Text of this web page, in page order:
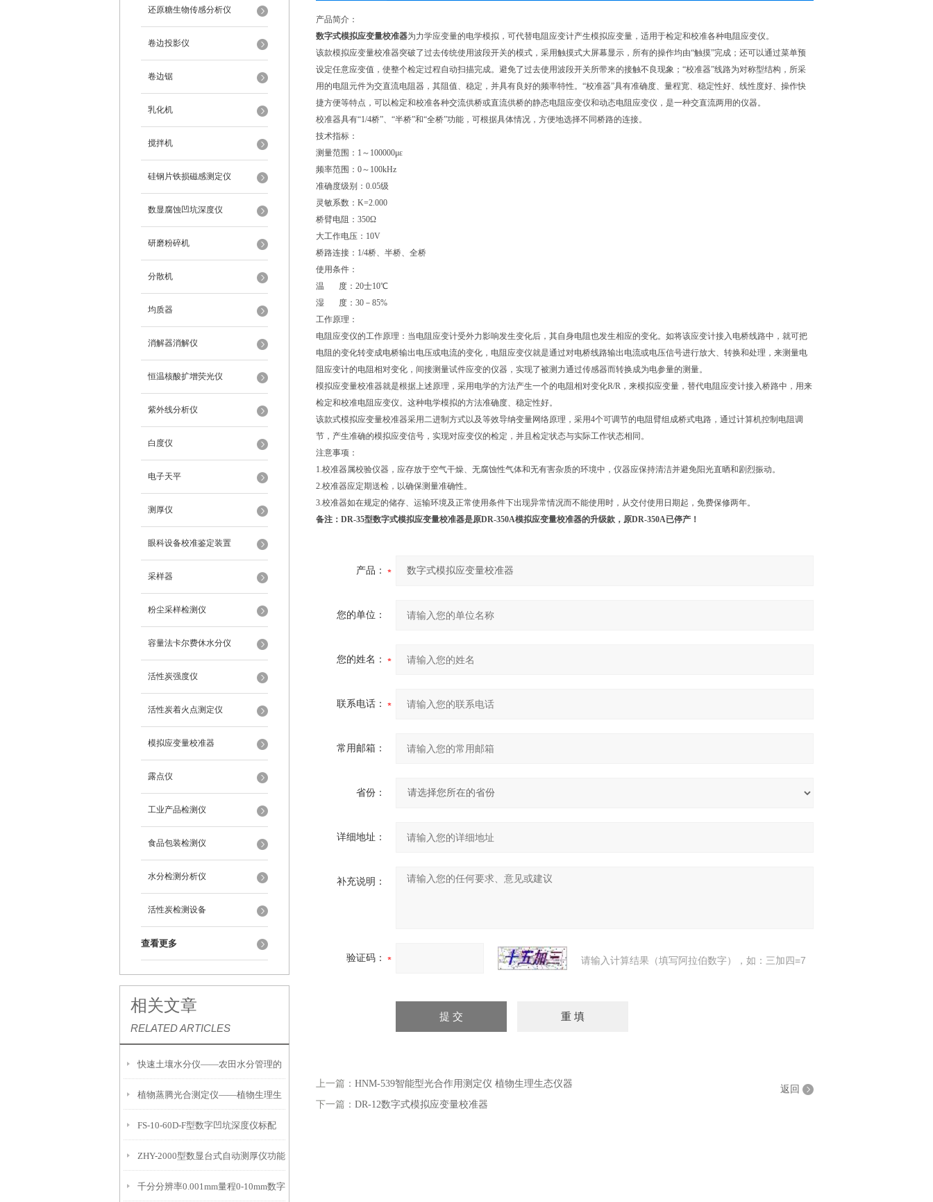
还原糖生物传感分析仪
卷边投影仪
卷边锯
乳化机
搅拌机
硅钢片铁损磁感测定仪
数显腐蚀凹坑深度仪
研磨粉碎机
分散机
均质器
消解器消解仪
恒温核酸扩增荧光仪
紫外线分析仪
白度仪
电子天平
测厚仪
眼科设备校准鉴定装置
采样器
粉尘采样检测仪
容量法卡尔费休水分仪
活性炭强度仪
活性炭着火点测定仪
模拟应变量校准器
露点仪
工业产品检测仪
食品包装检测仪
水分检测分析仪
活性炭检测设备
查看更多
相关文章
RELATED ARTICLES
快速土壤水分仪——农田水分管理的
便携式检测工具
植物蒸腾光合测定仪——植物生理生
态的实时监测设备
FS-10-60D-F型数字凹坑深度仪标配
IP54级表头分辨率0.01mm量程
10mm！
ZHY-2000型数显台式自动测厚仪功能
特点
千分分辨率0.001mm量程0-10mm数字
产品简介：
数字式模拟应变量校准器为力学应变量的电学模拟，可代替电阻应变计产生模拟应变量，适用于检定和校准各种电阻应变仪。
该款模拟应变量校准器突破了过去传统使用波段开关的模式，采用触摸式大屏幕显示，所有的操作均由“触摸”完成；还可以通过菜单预
设定任意应变值，使整个检定过程自动扫描完成。避免了过去使用波段开关所带来的接触不良现象；“校准器”线路为对称型结构，所采
用的电阻元件为交直流电阻器，其阻值、稳定，并具有良好的频率特性。“校准器”具有准确度、量程宽、稳定性好、线性度好、操作快
捷方便等特点，可以检定和校准各种交流供桥或直流供桥的静态电阻应变仪和动态电阻应变仪，是一种交直流两用的仪器。
校准器具有“1/4桥”、“半桥”和“全桥”功能，可根据具体情况，方便地选择不同桥路的连接。
技术指标：
测量范围：1～100000με
频率范围：0～100kHz
准确度级别：0.05级
灵敏系数：K=2.000
桥臂电阻：350Ω
大工作电压：10V
桥路连接：1/4桥、半桥、全桥
使用条件：
温 度：20士10℃
湿 度：30－85%
工作原理：
电阻应变仪的工作原理：当电阻应变计受外力影响发生变化后，其自身电阻也发生相应的变化。如将该应变计接入电桥线路中，就可把
电阻的变化转变成电桥输出电压或电流的变化，电阻应变仪就是通过对电桥线路输出电流或电压信号进行放大、转换和处理，来测量电
阻应变计的电阻相对变化，间接测量试件应变的仪器，实现了被测力通过传感器而转换成为电参量的测量。
模拟应变量校准器就是根据上述原理，采用电学的方法产生一个的电阻相对变化R/R，来模拟应变量，替代电阻应变计接入桥路中，用来
检定和校准电阻应变仪。这种电学模拟的方法准确度、稳定性好。
该款式模拟应变量校准器采用二进制方式以及等效导纳变量网络原理，采用4个可调节的电阻臂组成桥式电路，通过计算机控制电阻调
节，产生准确的模拟应变信号，实现对应变仪的检定，并且检定状态与实际工作状态相同。
注意事项：
1.校准器属校验仪器，应存放于空气干燥、无腐蚀性气体和无有害杂质的环境中，仪器应保持清洁并避免阳光直晒和剧烈振动。
2.校准器应定期送检，以确保测量准确性。
3.校准器如在规定的储存、运输环境及正常使用条件下出现异常情况而不能使用时，从交付使用日期起，免费保修两年。
备注：DR-35型数字式模拟应变量校准器是原DR-350A模拟应变量校准器的升级款，原DR-350A已停产！
产品：
您的单位：
您的姓名：
联系电话：
常用邮箱：
省份：
详细地址：
补充说明：
验证码： 请输入计算结果（填写阿拉伯数字），如：三加四=7
上一篇： HNM-539智能型光合作用测定仪 植物生理生态仪器
下一篇： DR-12数字式模拟应变量校准器
返回